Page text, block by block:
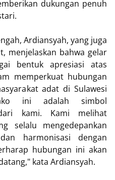
dukungan penuh
Ardiansyah, yang juga
menjelaskan bahwa gelar
bentuk apresiasi atas
memperkuat hubungan
adat di Sulawesi
ini adalah simbol
kami. Kami melihat
selalu mengedepankan
harmonisasi dengan
hubungan ini akan
kata Ardiansyah.